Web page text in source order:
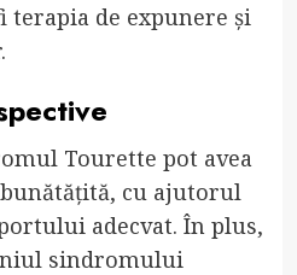
de expunere și
Tourette pot avea
cu ajutorul
adecvat. În plus,
sindromului